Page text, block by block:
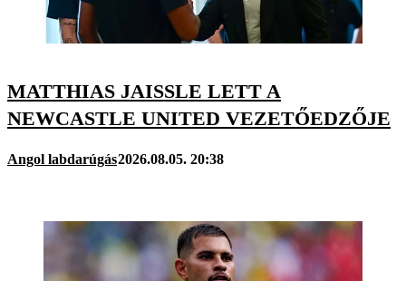
MATTHIAS JAISSLE LETT A
NEWCASTLE UNITED VEZETŐEDZŐJE
Angol labdarúgás2026.08.05. 20:38